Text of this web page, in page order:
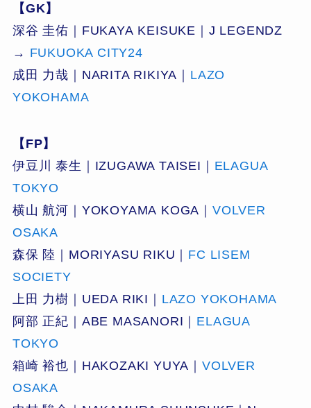
【GK】
深谷 圭佑｜FUKAYA KEISUKE｜J LEGENDZ
→ FUKUOKA CITY24
成田 力哉｜NARITA RIKIYA｜ LAZO
YOKOHAMA
【FP】
伊豆川 泰生｜IZUGAWA TAISEI｜ ELAGUA
TOKYO
横山 航河｜YOKOYAMA KOGA｜VOLVER
OSAKA
森保 陸｜MORIYASU RIKU｜ FC LISEM
SOCIETY
上田 力樹｜UEDA RIKI｜ LAZO YOKOHAMA
阿部 正紀｜ABE MASANORI｜ ELAGUA
TOKYO
箱崎 裕也｜HAKOZAKI YUYA｜VOLVER
OSAKA